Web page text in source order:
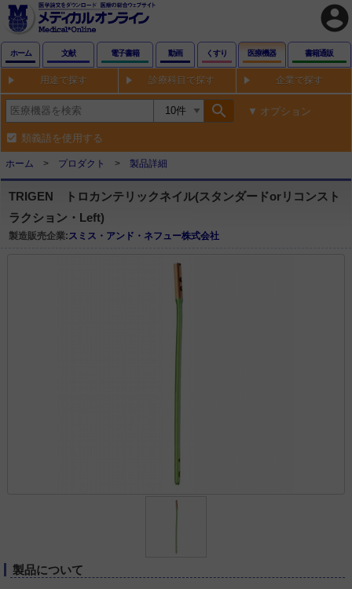
account_circle
ホーム 文献 電子書籍 動画 くすり 医療機器 書籍通販
用途で探す 診療科目で探す 企業で探す
search オプション
類義語を使用する
ホーム プロダクト 製品詳細
TRIGEN トロカンテリックネイル(スタンダードorリコンスト
ラクション・Left)
製造販売企業: スミス・アンド・ネフュー株式会社
製品について